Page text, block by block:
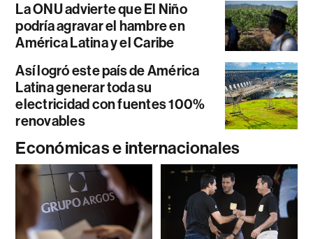
La ONU advierte que El Niño
podría agravar el hambre en
América Latina y el Caribe
Así logró este país de América
Latina generar toda su
electricidad con fuentes 100%
renovables
Económicas e internacionales